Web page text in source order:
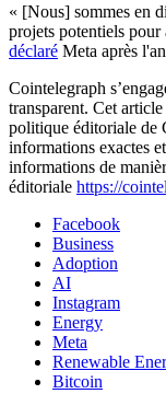
« [Nous] sommes en
projets potentiels
déclaré Meta après
Cointelegraph
transparent. Cet
politique éditoriale de
informations exactes
informations de
éditoriale https://
Facebook
Business
Adoption
AI
Instagram
Energy
Meta
Renewable
Bitcoin